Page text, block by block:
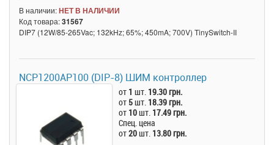
В наличии:НЕТ В НАЛИЧИИ
Код товара:31567
DIP7 (12W/85-265Vac; 132kHz; 65%; 450mA; 700V) TinySwitch-II
NCP1200AP100 (DIP-8) ШИМ контроллер
от 1 шт. 19.30 грн.
от 5шт. 18.39 грн.
от 10шт. 17.49 грн.
Спец. цена
от20шт. 13.80 грн.